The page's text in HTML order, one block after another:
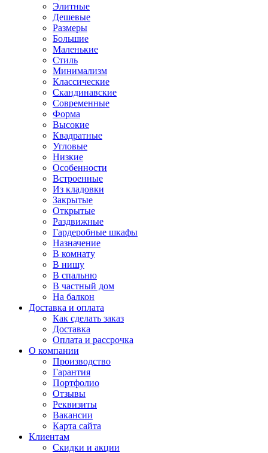
Элитные
Дешевые
Размеры
Большие
Маленькие
Стиль
Минимализм
Классические
Скандинавские
Современные
Форма
Высокие
Квадратные
Угловые
Низкие
Особенности
Встроенные
Из кладовки
Закрытые
Открытые
Раздвижные
Гардеробные шкафы
Назначение
В комнату
В нишу
В спальню
В частный дом
На балкон
Доставка и оплата
Как сделать заказ
Доставка
Оплата и рассрочка
О компании
Производство
Гарантия
Портфолио
Отзывы
Реквизиты
Вакансии
Карта сайта
Клиентам
Скидки и акции